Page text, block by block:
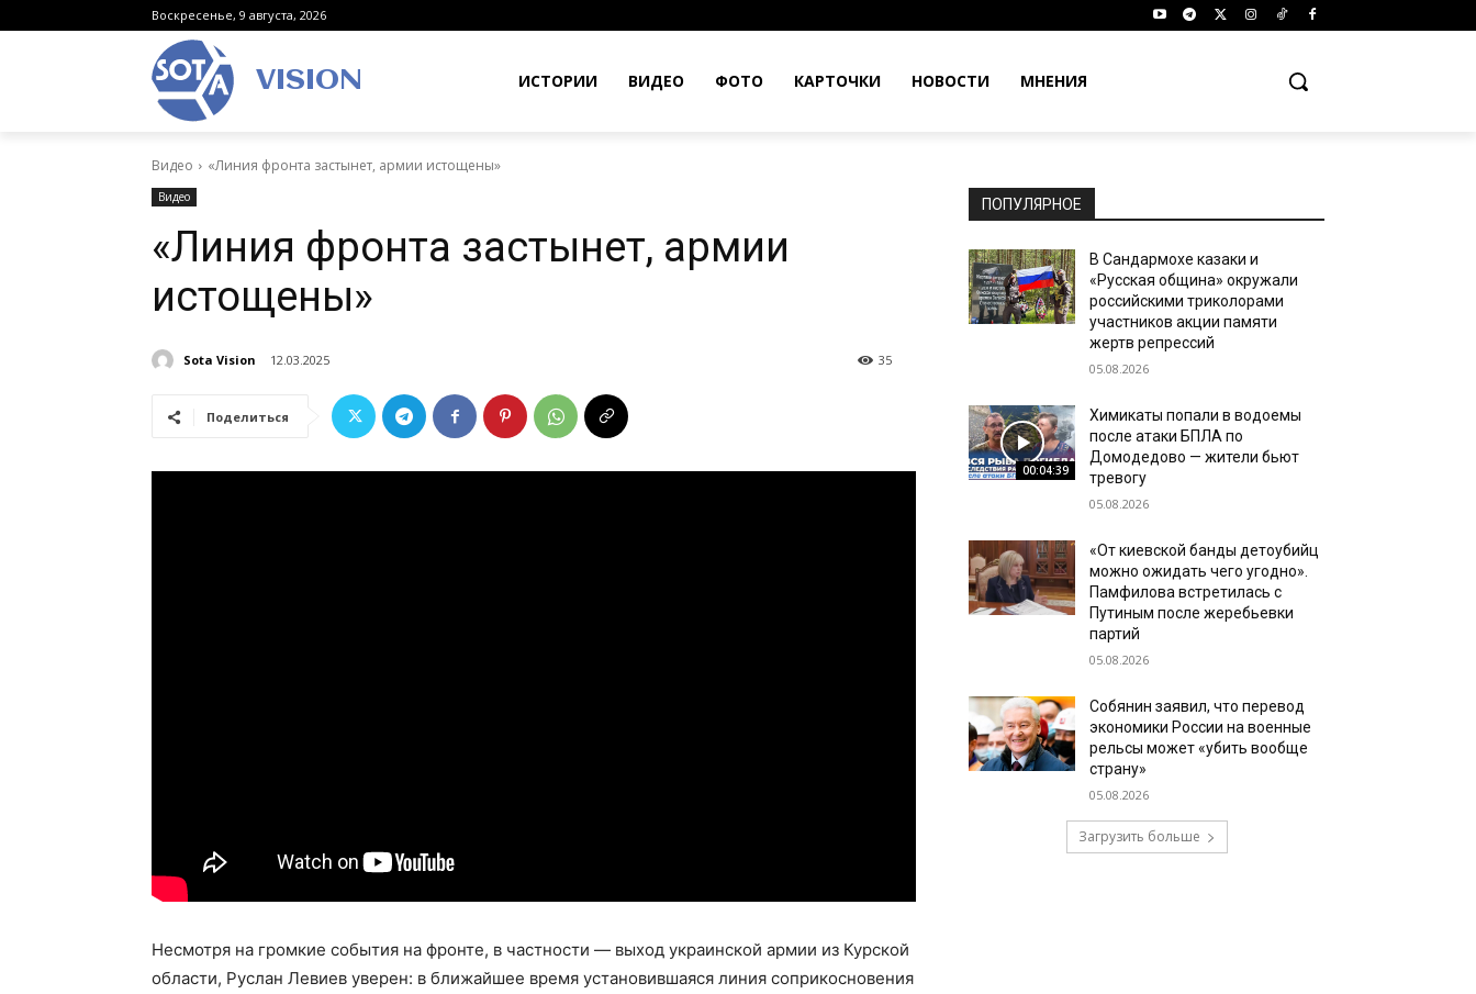
Воскресенье, 9 августа, 2026
VISION ИСТОРИИ ВИДЕО ФОТО КАРТОЧКИ НОВОСТИ МНЕНИЯ
Видео «Линия фронта застынет, армии истощены»
Видео
«Линия фронта застынет, армии
истощены»
Sota Vision 12.03.2025 35
Поделиться
Несмотря на громкие события на фронте, в частности — выход украинской армии из Курской
области, Руслан Левиев уверен: в ближайшее время установившаяся линия соприкосновения
ПОПУЛЯРНОЕ
В Сандармохе казаки и
«Русская община» окружали
российскими триколорами
участников акции памяти
жертв репрессий
05.08.2026
00:04:39
Химикаты попали в водоемы
после атаки БПЛА по
Домодедово — жители бьют
тревогу
05.08.2026
«От киевской банды детоубийц
можно ожидать чего угодно».
Памфилова встретилась с
Путиным после жеребьевки
партий
05.08.2026
Собянин заявил, что перевод
экономики России на военные
рельсы может «убить вообще
страну»
05.08.2026
Загрузить больше